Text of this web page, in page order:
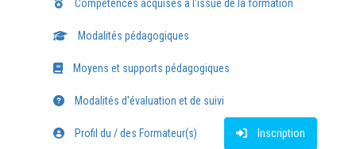
Compétences acquises à l'issue de la formation
Modalités pédagogiques
Moyens et supports pédagogiques
Modalités d'évaluation et de suivi
Profil du / des Formateur(s) Inscription